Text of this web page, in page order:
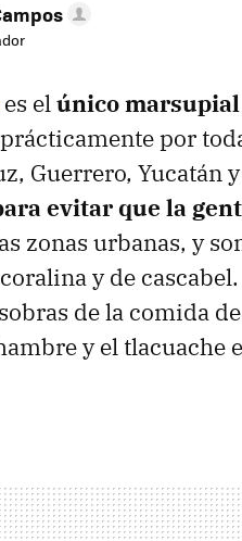
es elúnico
por
Guerrero, Yucatán
evitar que la
zonas urbanas, y
y de
de la comida
y el tlacuache